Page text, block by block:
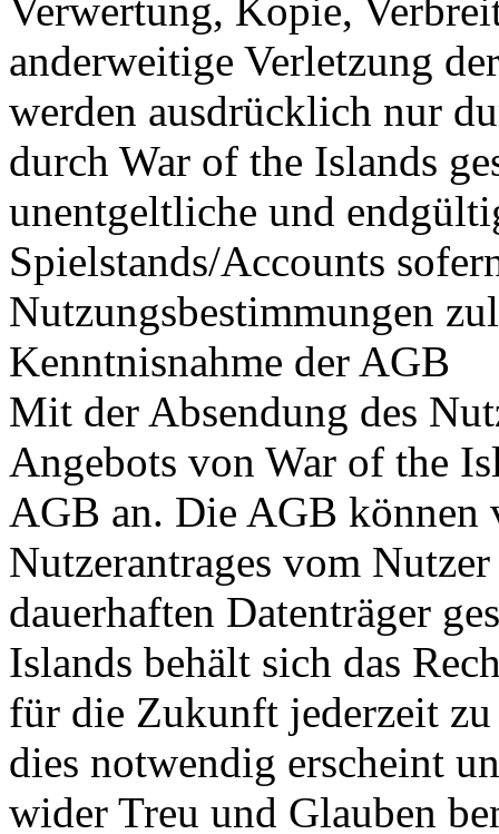
Verwertung, Kopie,
anderweitige Verletzung
werden ausdrücklich nur
durch War of the Islands
unentgeltliche und
Spielstands/Accounts
Nutzungsbestimmungen
Kenntnisnahme der AGB
Mit der Absendung des
Angebots von War of the
AGB an. Die AGB können
Nutzerantrages vom
dauerhaften Datenträger
Islands behält sich das
für die Zukunft jederzeit zu
dies notwendig erscheint
wider Treu und Glauben